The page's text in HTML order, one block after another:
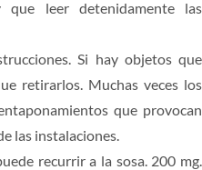
leer detenidamente las
Si hay objetos que
retirarlos. Muchas veces los
que provocan
las instalaciones.
recurrir a la sosa. 200 mg.